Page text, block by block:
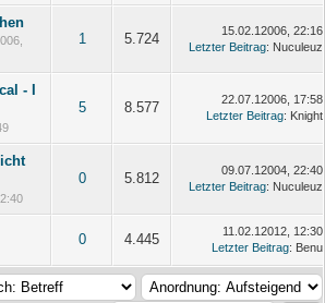
1 5.724
15.02.12006, 22:16
Letzter Beitrag: Nuculeuz
- I
5 8.577
22.07.12006, 17:58
Letzter Beitrag: Knight
0 5.812
09.07.12004, 22:40
Letzter Beitrag: Nuculeuz
0 4.445
11.02.12012, 12:30
Letzter Beitrag: Benu